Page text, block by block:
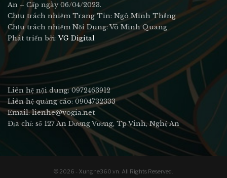
An – Cấp ngày 06/04/2023.
Chịu trách nhiệm Trang Tin: Ngô Minh Thắng
Chịu trách nhiệm Nội Dung: Võ Minh Quang
Phát triển bởi:VG Digital
Liên hệ nội dung: 0972463912
Liên hệ quảng cáo: 0904732333
Email: lienhe@vogia.net
Địa chỉ: số 127 An Dương Vương, Tp Vinh, Nghệ An
© 2026 - Xunghe360.vn. All Rights Reserved.